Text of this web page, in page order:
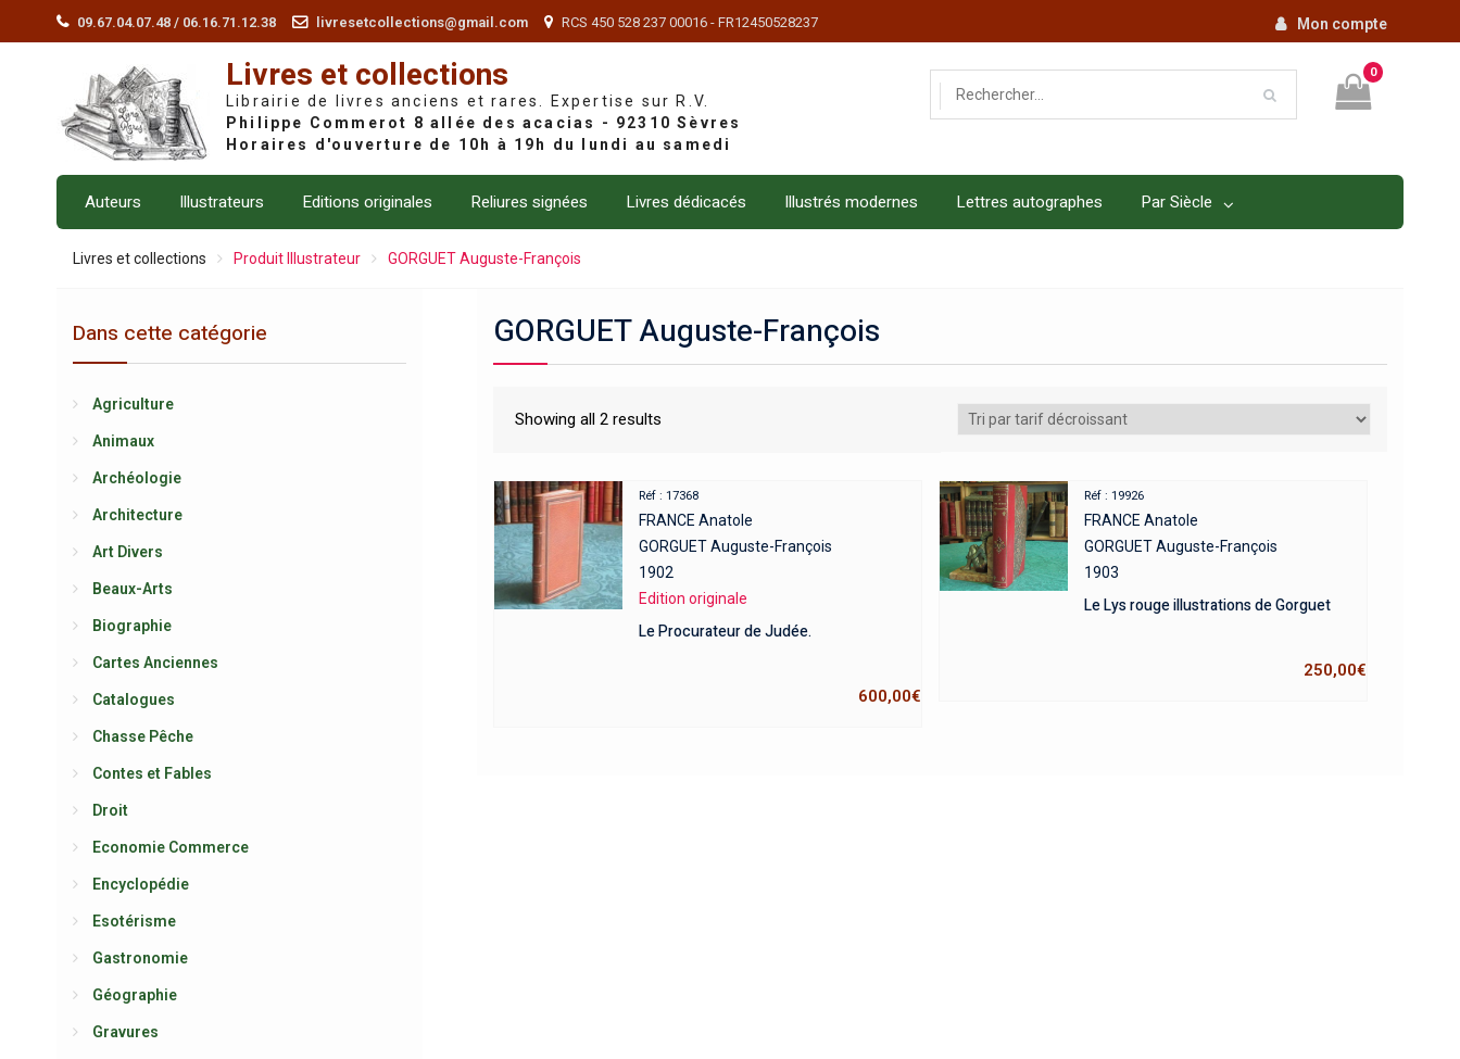
09.67.04.07.48 / 06.16.71.12.38 livresetcollections@gmail.com RCS 450 528 237 00016 - FR12450528237 Mon compte
Livres et collections
Librairie de livres anciens et rares. Expertise sur R.V.
0
Auteurs Illustrateurs Editions originales Reliures signées Livres dédicacés Illustrés modernes Lettres autographes Par Siècle
Livres et collections Produit Illustrateur GORGUET Auguste-François
GORGUET Auguste-François
Showing all 2 results
Réf : 17368
FRANCE Anatole
GORGUET Auguste-François
1902
Edition originale
Le Procurateur de Judée.
600,00€
Réf : 19926
FRANCE Anatole
GORGUET Auguste-François
1903
Le Lys rouge illustrations de Gorguet
250,00€
Dans cette catégorie
Agriculture
Animaux
Archéologie
Architecture
Art Divers
Beaux-Arts
Biographie
Cartes Anciennes
Catalogues
Chasse Pêche
Contes et Fables
Droit
Economie Commerce
Encyclopédie
Esotérisme
Gastronomie
Géographie
Gravures